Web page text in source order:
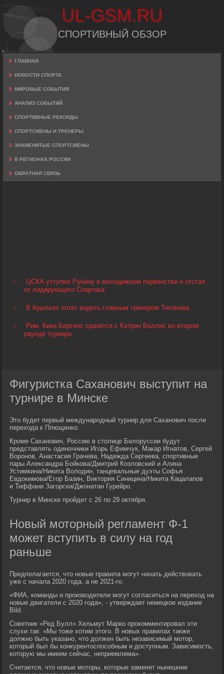
UL-GSM.RU
СПОРТИВНЫЙ ОБЗОР
ГЛАВНАЯ
НОВОСТИ СПОРТА
МИРОВЫЕ СОБЫТИЯ
АНАЛИЗ СОБЫТИЙ
СПОРТИВНЫЕ РЕКОРДЫ
СПОРТСМЕНЫ И ТРЕНЕРЫ
ЗНАМЕНИТЫЕ СПОРТСМЕНЫ
В РЕГИОНАХ РОССИИ
ОБРАТНАЯ СВЯЗЬ
ЦСКА уступил Рубину в молодёжном первенстве и отстал
от лидирующего Спартака
В Крыльях хотят видеть главным тренером Тихонова
Рим. Кики Бертенс сразится с Кэтрин Беллис во втором
раунде турнира
Фигуристка Саханович выступит на
турнире в Минске
Это будет первый международный турнир для Саханович после
перехода к Плющенко.
Кроме Саханович, Россию в столице Белоруссии будут
представлять одиночники Игорь Ефимчук, Макар Игнатов, Сергей
Воронов, Анастасия Грачева, Надежда Сергеева, спортивные
пары Александра Бойкова/Дмитрий Козловский и Алина
Устимкина/Никита Володин, танцевальные дуэты Софья
Евдокимова/Егор Базин, Виктория Синицина/Никита Кацалапов
и Тиффани Загорски/Джонатан Гурейро.
Турнир в Минске пройдет с 26 по 29 октября.
Новый моторный регламент Ф-1
может вступить в силу на год
раньше
Предполагается, что новые правила могут начать действовать
уже с начала 2020 года, а не 2021-го.
«ФИА, команды и производители могут согласиться на переход на
новые двигатели с 2020 года», - утверждает немецкое издание
Bild.
Советник «Ред Булл» Хельмут Марко прокомментировал эти
слухи так: «Мы тоже хотим этого. В новых правилах также
должно быть указано, что должен быть независимый мотор,
который был бы конкурентоспособным и доступным. Зависимость,
которую мы имеем сейчас, неприемлема».
Считается, что новые моторы, которые заменят нынешние